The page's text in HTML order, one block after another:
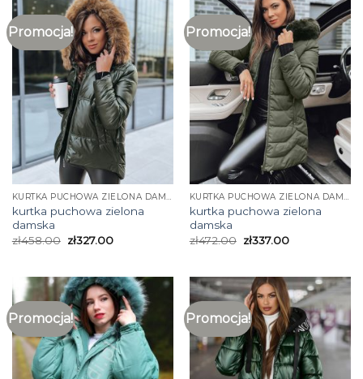
Promocja!
KURTKA PUCHOWA ZIELONA DAMSKA
kurtka puchowa zielona
damska
zł458.00 zł327.00
Promocja!
KURTKA PUCHOWA ZIELONA DAMSKA
kurtka puchowa zielona
damska
zł472.00 zł337.00
Promocja! Promocja!